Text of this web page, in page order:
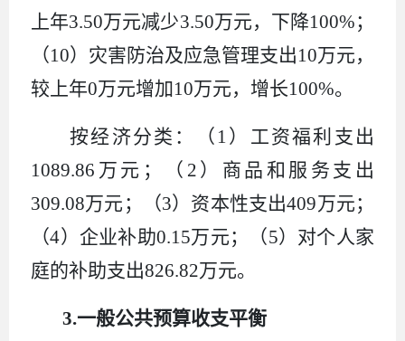
上年3.50万元减少3.50万元， 下降100%；
（10） 灾害防治及应急管理支出10万元，
较上年0万元增加10万元， 增长100%。
按经济分类：（ 1 ）工资福利支出
1089.86 万元；（ 2 ）商品和服务支出
309.08万元；（3）资本性支出409万元；
（4） 企业补助0.15万元；（5） 对个人家
庭的补助支出826.82万元。
3.一般公共预算收支平衡